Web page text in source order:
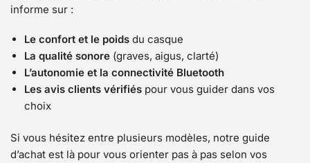
informe sur :
Le confort et le poids du casque
La qualité sonore (graves, aigus, clarté)
L’autonomie et la connectivité Bluetooth
Les avis clients vérifiés pour vous guider dans vos
choix
Si vous hésitez entre plusieurs modèles, notre guide
d’achat est là pour vous orienter pas à pas selon vos